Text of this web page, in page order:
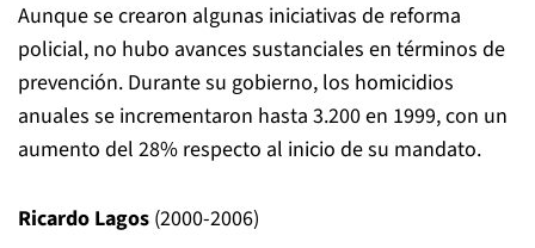
Aunque se crearon algunas iniciativas de reforma
policial, no hubo avances sustanciales en términos de
prevención. Durante su gobierno, los homicidios
anuales se incrementaron hasta 3.200 en 1999, con un
aumento del 28% respecto al inicio de su mandato.
Ricardo Lagos (2000-2006)